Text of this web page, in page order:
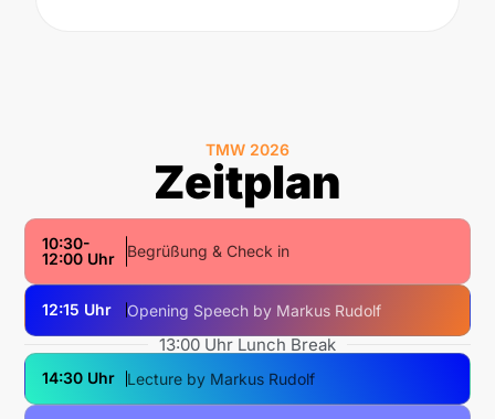
TMW 2026
Zeitplan
10:30-
12:00 Uhr
Begrüßung & Check in
12:15 Uhr Opening Speech by Markus Rudolf
13:00 Uhr Lunch Break
14:30 Uhr Lecture by Markus Rudolf